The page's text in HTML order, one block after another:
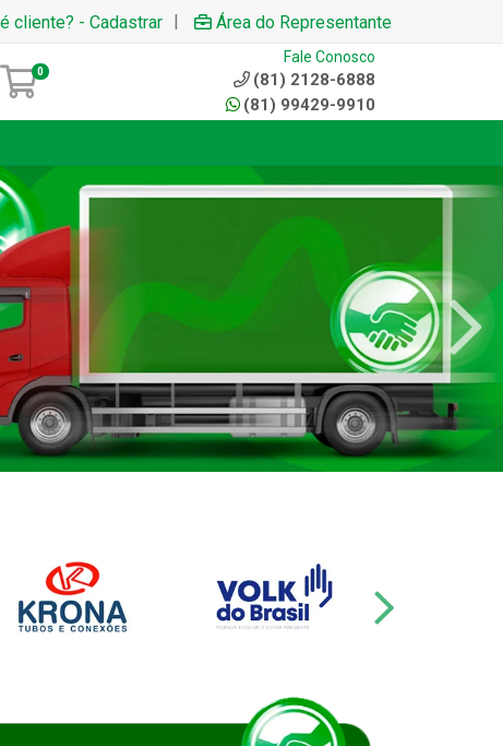
cliente? - Cadastrar | Área do Representante
0
Fale Conosco
(81) 2128-6888
(81) 99429-9910